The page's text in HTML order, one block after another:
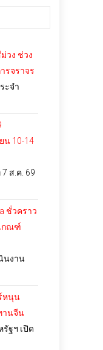
วง ช่วง
รจราจร
ะจำ
น 10-14
ส.ค. 69
ชั่วคราว
กณฑ์
นงาน
หนุน
านจีน
ฐฯ เปิด